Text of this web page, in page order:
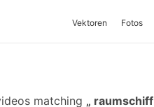
Vektoren Fotos
matching raumschiff